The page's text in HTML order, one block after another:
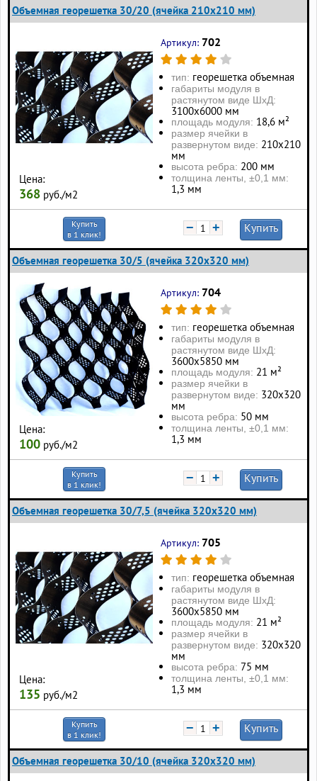
Объемная георешетка 30/20 (ячейка 210x210 мм)
Цена:
368 руб./м2
Артикул: 702
тип: георешетка объемная
габариты модуля в
растянутом виде ШхД:
3100х6000 мм
площадь модуля: 18,6 м²
размер ячейки в
развернутом виде: 210х210
мм
высота ребра: 200 мм
толщина ленты, ±0,1 мм:
1,3 мм
Купить
в 1 клик!
− + Купить
Объемная георешетка 30/5 (ячейка 320x320 мм)
Цена:
100 руб./м2
Артикул: 704
тип: георешетка объемная
габариты модуля в
растянутом виде ШхД:
3600х5850 мм
площадь модуля: 21 м²
размер ячейки в
развернутом виде: 320х320
мм
высота ребра: 50 мм
толщина ленты, ±0,1 мм:
1,3 мм
Купить
в 1 клик!
− + Купить
Объемная георешетка 30/7,5 (ячейка 320x320 мм)
Цена:
135 руб./м2
Артикул: 705
тип: георешетка объемная
габариты модуля в
растянутом виде ШхД:
3600х5850 мм
площадь модуля: 21 м²
размер ячейки в
развернутом виде: 320х320
мм
высота ребра: 75 мм
толщина ленты, ±0,1 мм:
1,3 мм
Купить
в 1 клик!
− + Купить
Объемная георешетка 30/10 (ячейка 320x320 мм)